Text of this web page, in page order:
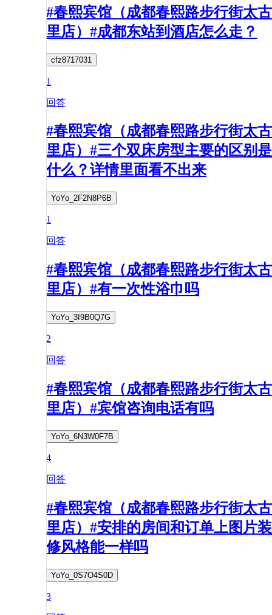
#春熙宾馆（成都春熙路步行街太古
里店）#成都东站到酒店怎么走？
cfz8717031
1
回答
#春熙宾馆（成都春熙路步行街太古
里店）#三个双床房型主要的区别是
什么？详情里面看不出来
YoYo_2F2N8P6B
1
回答
#春熙宾馆（成都春熙路步行街太古
里店）#有一次性浴巾吗
YoYo_3I9B0Q7G
2
回答
#春熙宾馆（成都春熙路步行街太古
里店）#宾馆咨询电话有吗
YoYo_6N3W0F7B
4
回答
#春熙宾馆（成都春熙路步行街太古
里店）#安排的房间和订单上图片装
修风格能一样吗
YoYo_0S7O4S0D
3